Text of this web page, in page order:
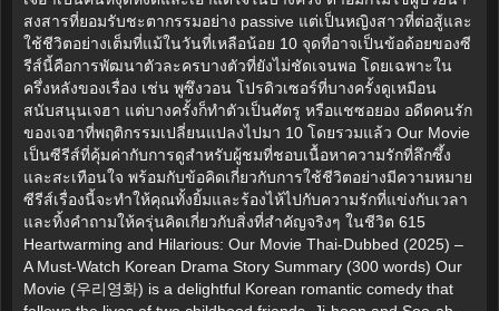
สงสารที่ยอมรับชะตากรรมอย่าง passive แต่เป็นหญิงสาวที่ต่อสู้และ
ใช้ชีวิตอย่างเต็มที่แม้ในวันที่เหลือน้อย 10 จุดที่อาจเป็นข้อด้อยของซี
รีส์นี้คือการพัฒนาตัวละครบางตัวที่ยังไม่ชัดเจนพอ โดยเฉพาะใน
ครึ่งหลังของเรื่อง เช่น พูซึงวอน โปรดิวเซอร์ที่บางครั้งดูเหมือน
สนับสนุนเจฮา แต่บางครั้งก็ทำตัวเป็นศัตรู หรือแชซอยอง อดีตคนรัก
ของเจฮาที่พฤติกรรมเปลี่ยนแปลงไปมา 10 โดยรวมแล้ว Our Movie
เป็นซีรีส์ที่คุ้มค่ากับการดูสำหรับผู้ชมที่ชอบเนื้อหาความรักที่ลึกซึ้ง
และสะเทือนใจ พร้อมกับข้อคิดเกี่ยวกับการใช้ชีวิตอย่างมีความหมาย
ซีรีส์เรื่องนี้จะทำให้คุณทั้งยิ้มและร้องไห้ไปกับความรักที่แข่งกับเวลา
และทิ้งคำถามให้ครุ่นคิดเกี่ยวกับสิ่งที่สำคัญจริงๆ ในชีวิต 615
Heartwarming and Hilarious: Our Movie Thai-Dubbed (2025) –
A Must-Watch Korean Drama Story Summary (300 words) Our
Movie (우리영화) is a delightful Korean romantic comedy that